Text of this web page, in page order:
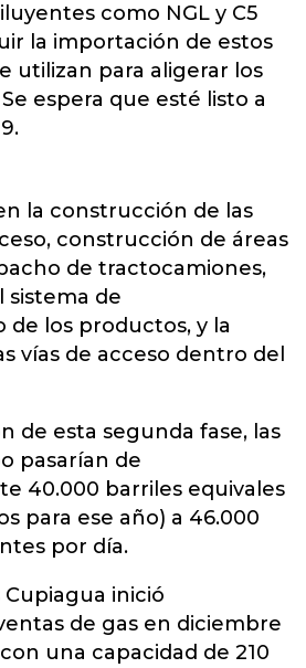
como NGL y C5
la importación de estos
utilizan para aligerar los
espera que esté listo a
la construcción de las
construcción de áreas
de tractocamiones,
de
los productos, y la
vías de acceso dentro del
de esta segunda fase, las
pasarían de
40.000 barriles equivales
para ese año) a 46.000
por día.
inició
de gas en diciembre
una capacidad de 210